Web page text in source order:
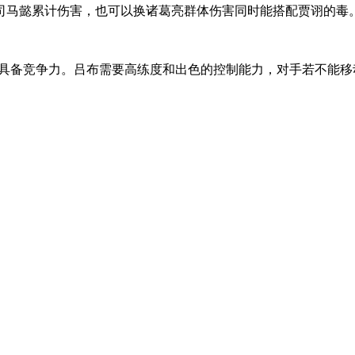
累计伤害，也可以换诸葛亮群体伤害同时能搭配贾诩的毒
争力。吕布需要高练度和出色的控制能力，对手若不能移